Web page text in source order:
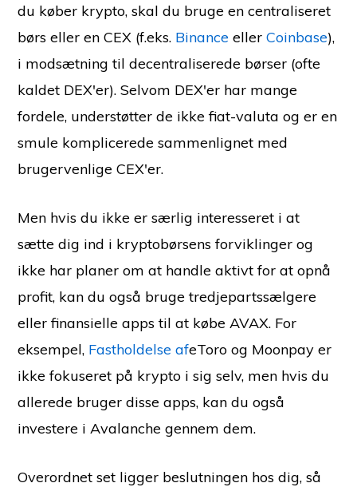
du køber krypto, skal du bruge en centraliseret
børs eller en CEX (f.eks. Binance ellerCoinbase),
i modsætning til decentraliserede børser (ofte
kaldet DEX'er). Selvom DEX'er har mange
fordele, understøtter de ikke fiat-valuta og er en
smule komplicerede sammenlignet med
brugervenlige CEX'er.
Men hvis du ikke er særlig interesseret i at
sætte dig ind i kryptobørsens forviklinger og
ikke har planer om at handle aktivt for at opnå
profit, kan du også bruge tredjepartssælgere
eller finansielle apps til at købe AVAX. For
eksempel, Fastholdelse afeToro og Moonpay er
ikke fokuseret på krypto i sig selv, men hvis du
allerede bruger disse apps, kan du også
investere i Avalanche gennem dem.
Overordnet set ligger beslutningen hos dig, så